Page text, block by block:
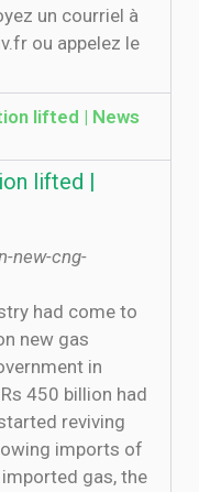
un courriel à
ou appelez le
lifted | News
lifted |
new-cng-
had come to
new gas
in
450 billion had
reviving
imports of
gas, the